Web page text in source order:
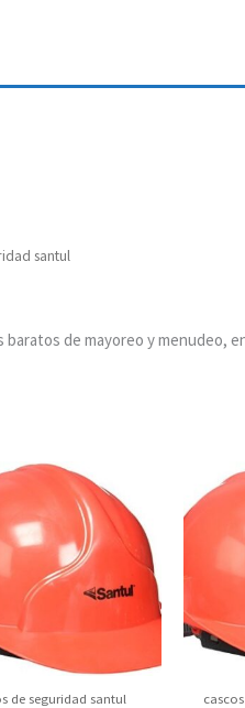
santul
de mayoreo y menudeo,
de seguridad santul